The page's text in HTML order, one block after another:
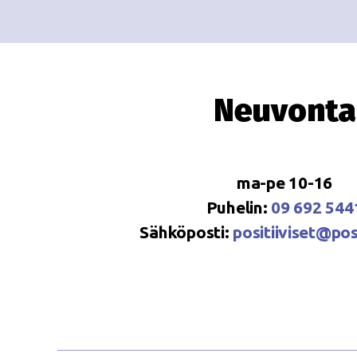
Neuvonta
ma-pe 10-16
Puhelin: 09 692
Sähköposti: